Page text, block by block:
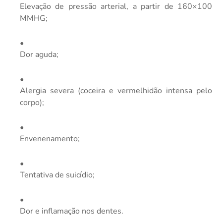
Elevação de pressão arterial, a partir de 160×100
MMHG;
Dor aguda;
Alergia severa (coceira e vermelhidão intensa pelo
corpo);
Envenenamento;
Tentativa de suicídio;
Dor e inflamação nos dentes.